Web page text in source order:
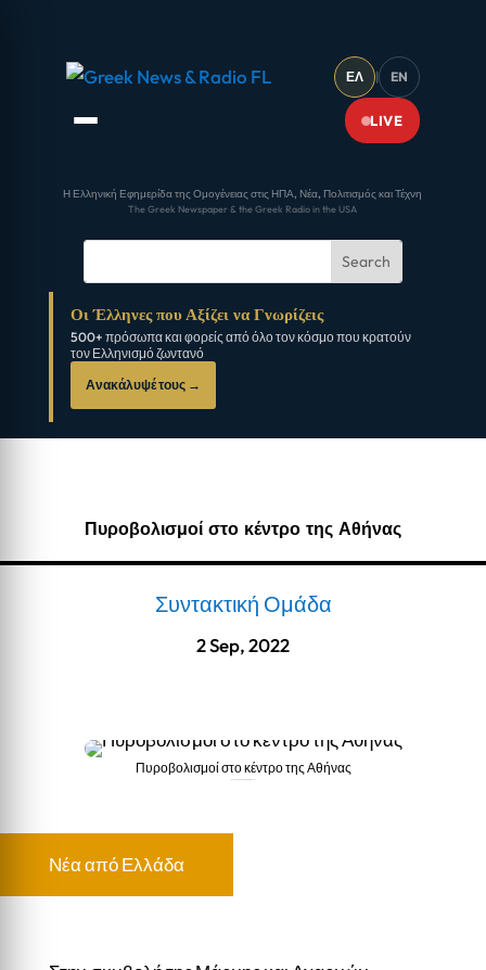
ΕΛ | EN
LIVE
Η Ελληνική Εφημερίδα της Ομογένειας στις ΗΠΑ, Νέα, Πολιτισμός και Τέχνη
The Greek Newspaper & the Greek Radio in the USA
Οι Έλληνες που Αξίζει να Γνωρίζεις
500+ πρόσωπα και φορείς από όλο τον κόσμο που κρατούν
τον Ελληνισμό ζωντανό
Ανακάλυψέ τους →
Πυροβολισμοί στο κέντρο της Αθήνας
Συντακτική Ομάδα
2 Sep, 2022
Πυροβολισμοί στο κέντρο της Αθήνας
Νέα από Ελλάδα